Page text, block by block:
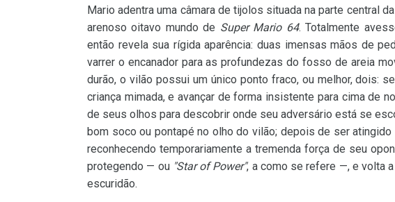
Mario adentra uma câmara de tijolos situada na parte central
arenoso oitavo mundo de Super Mario 64. Totalmente
então revela sua rígida aparência: duas imensas mãos de
varrer o encanador para as profundezas do fosso de areia
durão, o vilão possui um único ponto fraco, ou melhor, dois:
criança mimada, e avançar de forma insistente para cima de
de seus olhos para descobrir onde seu adversário está se
bom soco ou pontapé no olho do vilão; depois de ser
reconhecendo temporariamente a tremenda força de seu
protegendo — ou "Star of Power", a como se refere —, e volta
escuridão.